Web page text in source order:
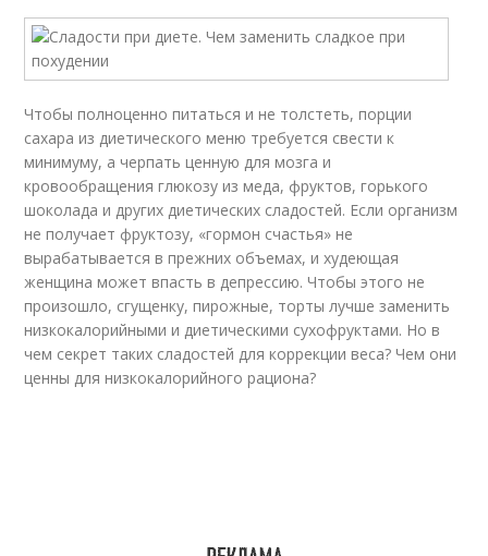
Чтобы полноценно питаться и не толстеть, порции
сахара из диетического меню требуется свести к
минимуму, а черпать ценную для мозга и
кровообращения глюкозу из меда, фруктов, горького
шоколада и других диетических сладостей. Если организм
не получает фруктозу, «гормон счастья» не
вырабатывается в прежних объемах, и худеющая
женщина может впасть в депрессию. Чтобы этого не
произошло, сгущенку, пирожные, торты лучше заменить
низкокалорийными и диетическими сухофруктами. Но в
чем секрет таких сладостей для коррекции веса? Чем они
ценны для низкокалорийного рациона?